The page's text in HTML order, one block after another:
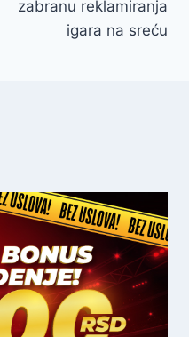
zabranu reklamiranja
igara na sreću